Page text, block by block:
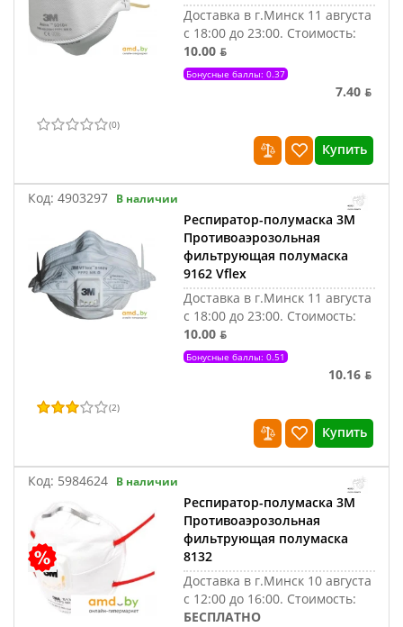
Доставка в г.Минск 11 августа
с 18:00 до 23:00. Стоимость:
10.00 ƃ
Бонусные баллы: 0.37
7.40 ƃ
(0)
Купить
Код: 4903297 В наличии
Респиратор-полумаска 3M
Противоаэрозольная
фильтрующая полумаска
9162 Vflex
Доставка в г.Минск 11 августа
с 18:00 до 23:00. Стоимость:
10.00 ƃ
Бонусные баллы: 0.51
10.16 ƃ
(2)
Купить
Код: 5984624 В наличии
Респиратор-полумаска 3M
Противоаэрозольная
фильтрующая полумаска
8132
Доставка в г.Минск 10 августа
с 12:00 до 16:00. Стоимость:
БЕСПЛАТНО